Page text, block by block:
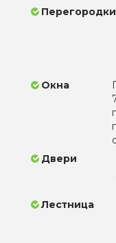
Перегородки
Окна
Двери
Лестница